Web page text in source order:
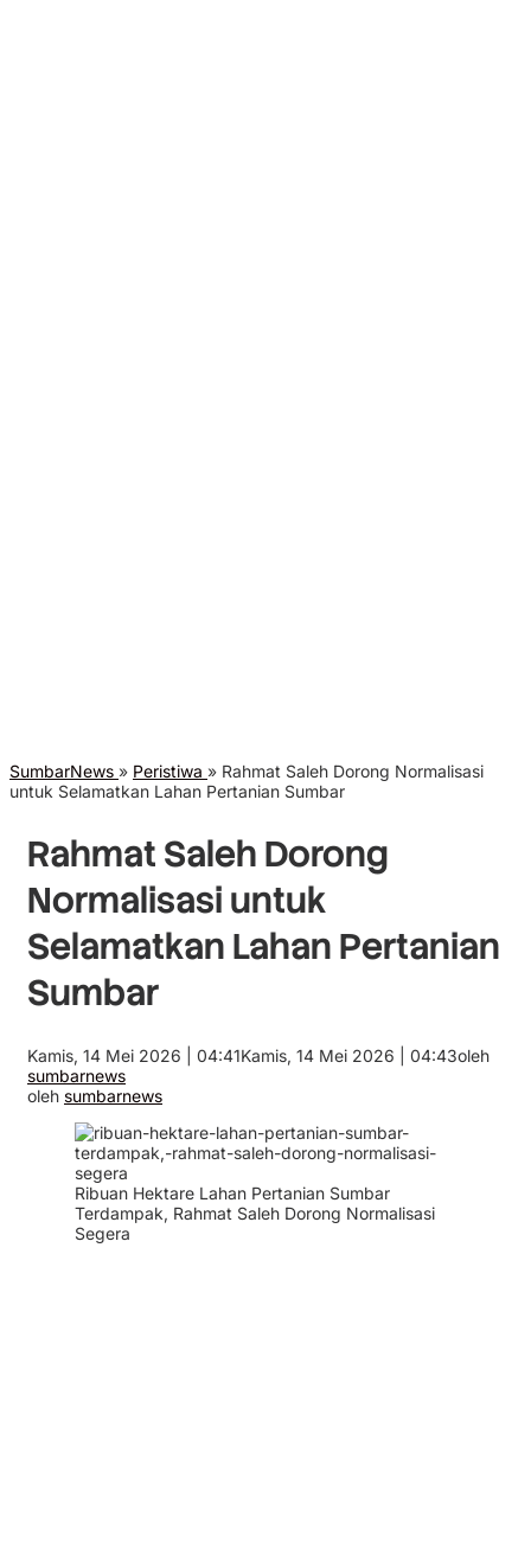
SumbarNews » Peristiwa » Rahmat Saleh Dorong Normalisasi
untuk Selamatkan Lahan Pertanian Sumbar
Rahmat Saleh Dorong
Normalisasi untuk
Selamatkan Lahan Pertanian
Sumbar
Kamis, 14 Mei 2026 | 04:41Kamis, 14 Mei 2026 | 04:43oleh
sumbarnews
oleh sumbarnews
Ribuan Hektare Lahan Pertanian Sumbar
Terdampak, Rahmat Saleh Dorong Normalisasi
Segera